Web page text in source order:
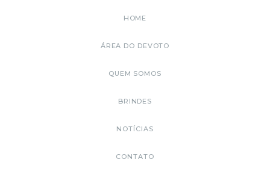
HOME
ÁREA DO DEVOTO
QUEM SOMOS
BRINDES
NOTÍCIAS
CONTATO